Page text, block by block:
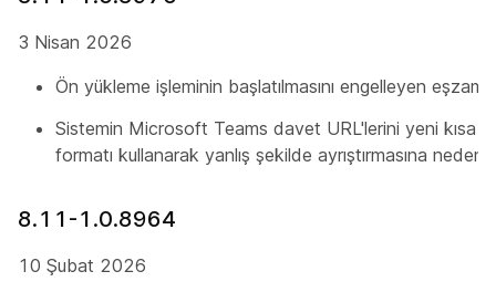
3 Nisan 2026
Ön yükleme işleminin başlatılmasını engelleyen
Sistemin Microsoft Teams davet URL'lerini yeni kısa
formatı kullanarak yanlış şekilde ayrıştırmasına
8.11-1.0.8964
10 Şubat 2026